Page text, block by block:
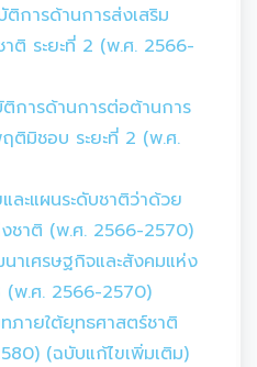
การด้านการส่งเสริม
ติ ระยะที่ 2 (พ.ศ. 2566-
การด้านการต่อต้านการ
ฤติมิชอบ ระยะที่ 2 (พ.ศ.
ละแผนระดับชาติว่าด้วย
ชาติ (พ.ศ. 2566-2570)
าเศรษฐกิจและสังคมแห่ง
(พ.ศ. 2566-2570)
ภายใต้ยุทธศาสตร์ชาติ
(ฉบับแก้ไขเพิ่มเติม)